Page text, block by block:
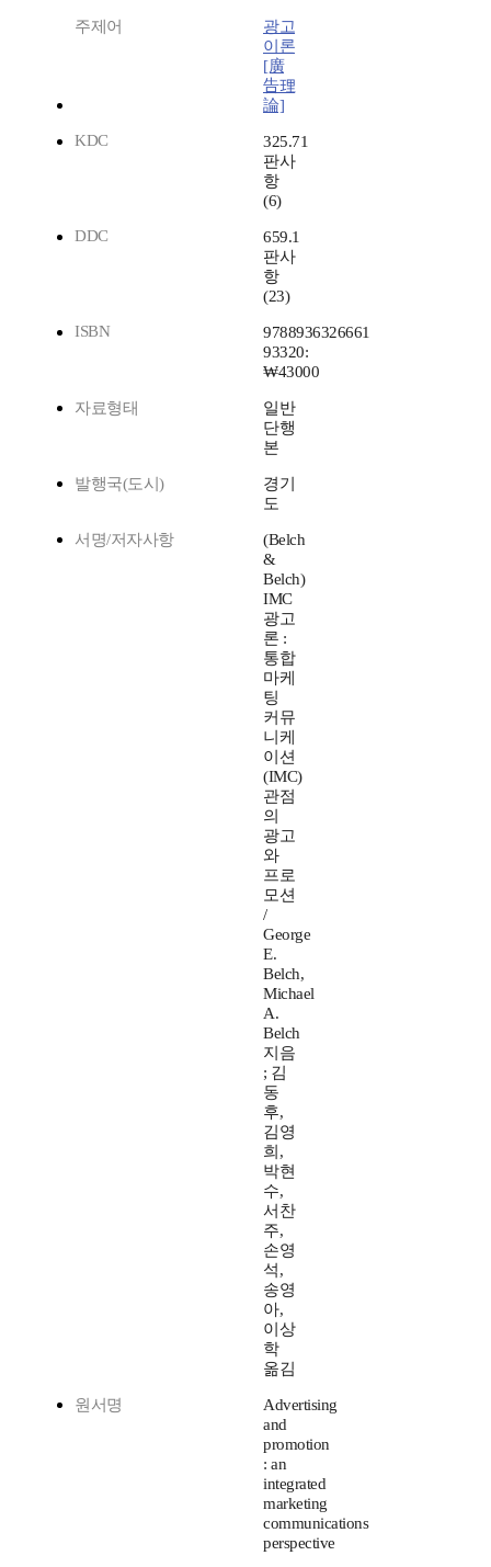
주제어
광고
이론
[廣
告理
論]
KDC
325.71
판사
항
(6)
DDC
659.1
판사
항
(23)
ISBN
9788936326661
93320:
₩43000
자료형태
일반
단행
본
발행국(도시)
경기
도
서명/저자사항
(Belch
&
Belch)
IMC
광고
론 :
통합
마케
팅
커뮤
니케
이션
(IMC)
관점
의
광고
와
프로
모션
/
George
E.
Belch,
Michael
A.
Belch
지음
; 김
동
후,
김영
희,
박현
수,
서찬
주,
손영
석,
송영
아,
이상
학
옮김
원서명
Advertising
and
promotion
: an
integrated
marketing
communications
perspective